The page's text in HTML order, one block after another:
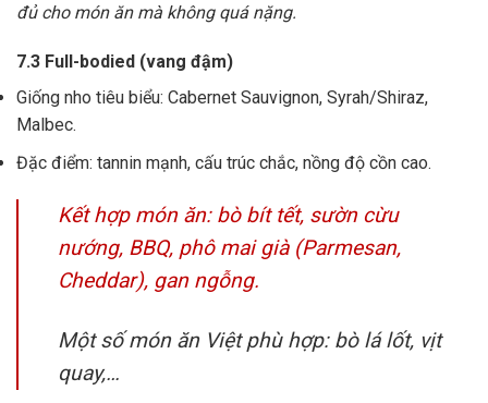
đủ cho món ăn mà không quá nặng.
7.3 Full-bodied (vang đậm)
Giống nho tiêu biểu: Cabernet Sauvignon, Syrah/Shiraz,
Malbec.
Đặc điểm: tannin mạnh, cấu trúc chắc, nồng độ cồn cao.
Kết hợp món ăn: bò bít tết, sườn cừu
nướng, BBQ, phô mai già (Parmesan,
Cheddar), gan ngỗng.
Một số món ăn Việt phù hợp: bò lá lốt, vịt
quay,…